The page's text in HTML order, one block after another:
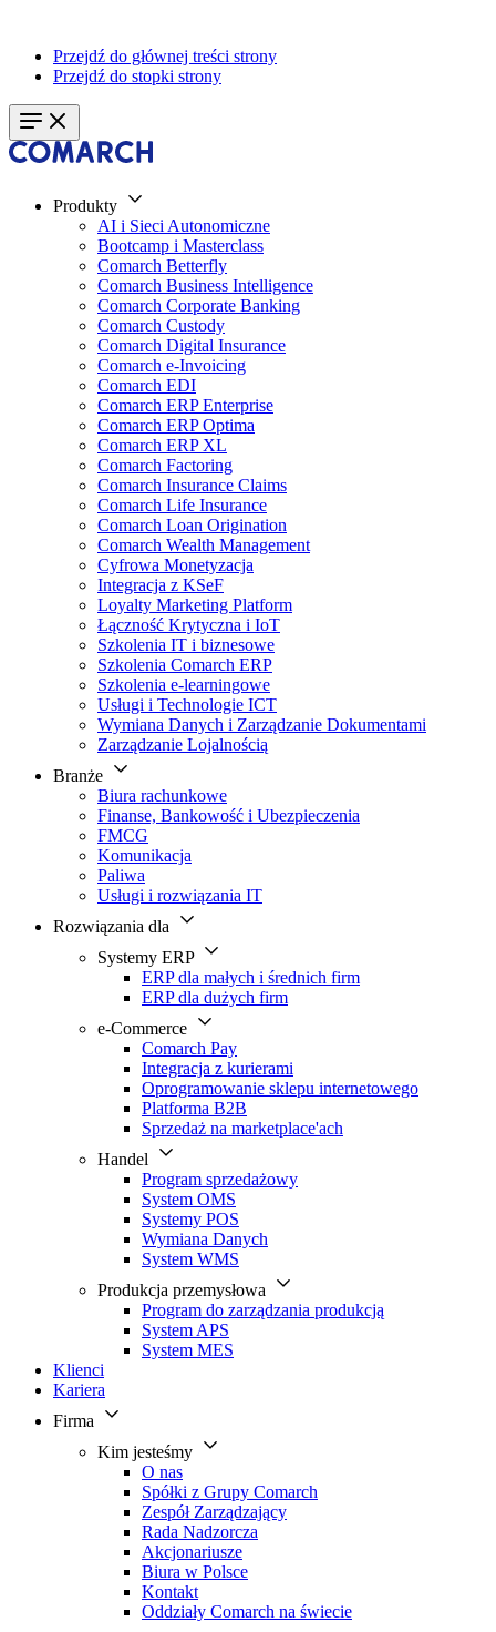
Przejdź do głównej treści strony
Przejdź do stopki strony
Produkty
AI i Sieci Autonomiczne
Bootcamp i Masterclass
Comarch Betterfly
Comarch Business Intelligence
Comarch Corporate Banking
Comarch Custody
Comarch Digital Insurance
Comarch e-Invoicing
Comarch EDI
Comarch ERP Enterprise
Comarch ERP Optima
Comarch ERP XL
Comarch Factoring
Comarch Insurance Claims
Comarch Life Insurance
Comarch Loan Origination
Comarch Wealth Management
Cyfrowa Monetyzacja
Integracja z KSeF
Loyalty Marketing Platform
Łączność Krytyczna i IoT
Szkolenia IT i biznesowe
Szkolenia Comarch ERP
Szkolenia e-learningowe
Usługi i Technologie ICT
Wymiana Danych i Zarządzanie Dokumentami
Zarządzanie Lojalnością
Branże
Biura rachunkowe
Finanse, Bankowość i Ubezpieczenia
FMCG
Komunikacja
Paliwa
Usługi i rozwiązania IT
Rozwiązania dla
Systemy ERP
ERP dla małych i średnich firm
ERP dla dużych firm
e-Commerce
Comarch Pay
Integracja z kurierami
Oprogramowanie sklepu internetowego
Platforma B2B
Sprzedaż na marketplace'ach
Handel
Program sprzedażowy
System OMS
Systemy POS
Wymiana Danych
System WMS
Produkcja przemysłowa
Program do zarządzania produkcją
System APS
System MES
Klienci
Kariera
Firma
Kim jesteśmy
O nas
Spółki z Grupy Comarch
Zespół Zarządzający
Rada Nadzorcza
Akcjonariusze
Biura w Polsce
Kontakt
Oddziały Comarch na świecie